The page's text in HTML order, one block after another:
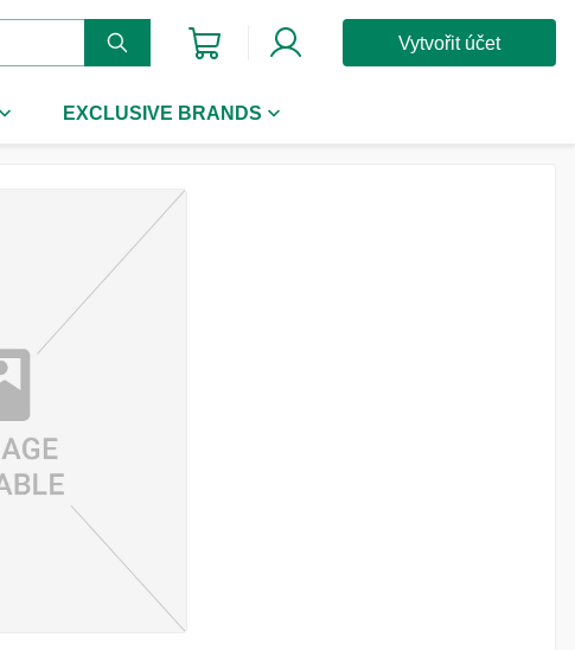
Vytvořit účet
EXCLUSIVE BRANDS